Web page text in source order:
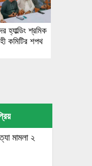
হ্যাল্ডিং শ্রমিক
কমিটির শপথ
মামলা ২